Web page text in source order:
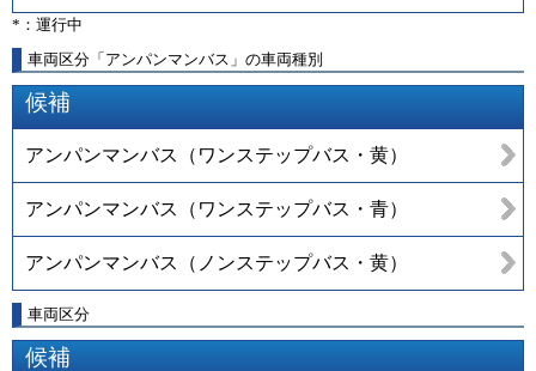
*：運行中
車両区分「アンパンマンバス」の車両種別
候補
アンパンマンバス（ワンステップバス・黄）
アンパンマンバス（ワンステップバス・青）
アンパンマンバス（ノンステップバス・黄）
車両区分
候補